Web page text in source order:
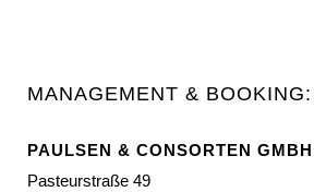
MANAGEMENT & BOOKING:
PAULSEN & CONSORTEN GMBH
Pasteurstraße 49